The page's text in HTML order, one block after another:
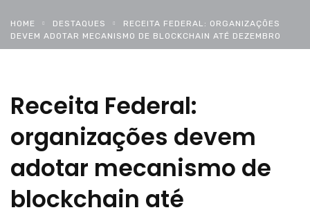
HOME DESTAQUES
RECEITA FEDERAL: ORGANIZAÇÕES
DEVEM ADOTAR MECANISMO DE BLOCKCHAIN ATÉ DEZEMBRO
Receita Federal:
organizações devem
adotar mecanismo de
blockchain até